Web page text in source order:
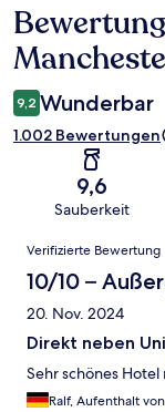
9,2 Wunderbar
1.002 Bewertungen
9,6
Sauberkeit
Verifizierte Bewertung
10/10 –
20. Nov. 2024
Direkt neben
Sehr schönes
Ralf, Aufenthalt